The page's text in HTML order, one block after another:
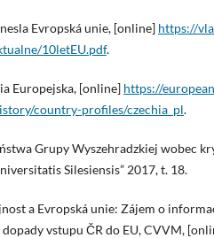
Evropská unie, [online] https://
10letEU.pdf.
Europejska, [online] https://
country-profiles/czechia_pl.
Grupy Wyszehradzkiej wobec
Silesiensis” 2017, t. 18.
a Evropská unie: Zájem o
dopady vstupu ČR do EU, CVVM,